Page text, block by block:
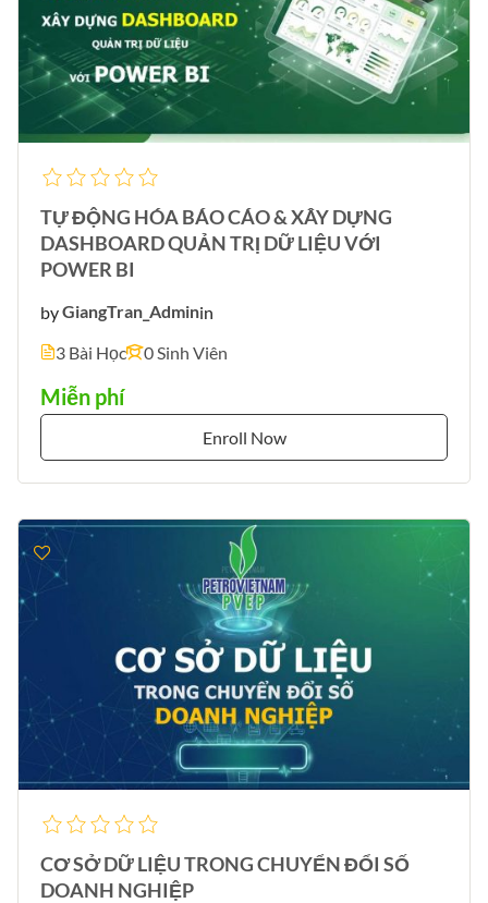
TỰ ĐỘNG HÓA BÁO CÁO & XÂY DỰNG
DASHBOARD QUẢN TRỊ DỮ LIỆU VỚI
POWER BI
byGiangTran_Adminin
3 Bài Học
0 Sinh Viên
Miễn phí
Enroll Now
CƠ SỞ DỮ LIỆU TRONG CHUYỂN ĐỔI SỐ
DOANH NGHIỆP